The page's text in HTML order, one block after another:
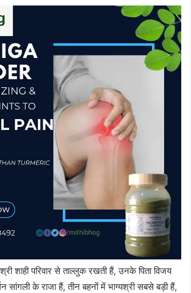
शाही परिवार से ताल्लुक रखती हैं, उनके पिता विजय
सांगली के राजा हैं, तीन बहनों में भाग्यश्री सबसे बड़ी हैं,